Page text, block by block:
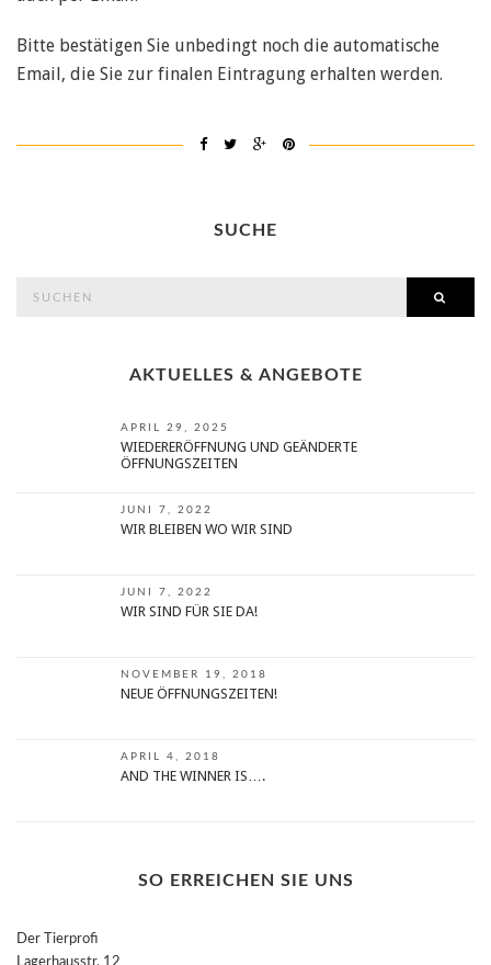
Bitte bestätigen Sie unbedingt noch die automatische
Email, die Sie zur finalen Eintragung erhalten werden.
SUCHE
AKTUELLES & ANGEBOTE
APRIL 29, 2025
WIEDERERÖFFNUNG UND GEÄNDERTE
ÖFFNUNGSZEITEN
JUNI 7, 2022
WIR BLEIBEN WO WIR SIND
JUNI 7, 2022
WIR SIND FÜR SIE DA!
NOVEMBER 19, 2018
NEUE ÖFFNUNGSZEITEN!
APRIL 4, 2018
AND THE WINNER IS….
SO ERREICHEN SIE UNS
Der Tierprofi